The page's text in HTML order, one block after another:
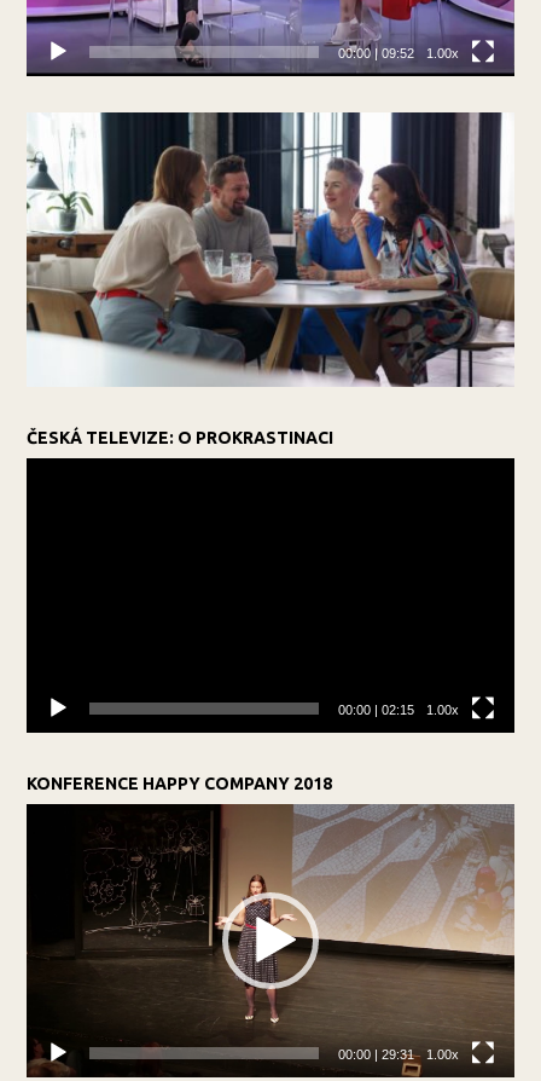
00:00| 09:52 1.00x
ČESKÁ TELEVIZE: O PROKRASTINACI
00:00| 02:15 1.00x
KONFERENCE HAPPY COMPANY 2018
přehrávač
00:00| 29:31 1.00x